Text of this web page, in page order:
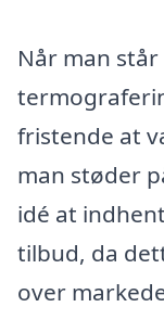
Når man
fristende at
man støder
idé at
tilbud, da
over